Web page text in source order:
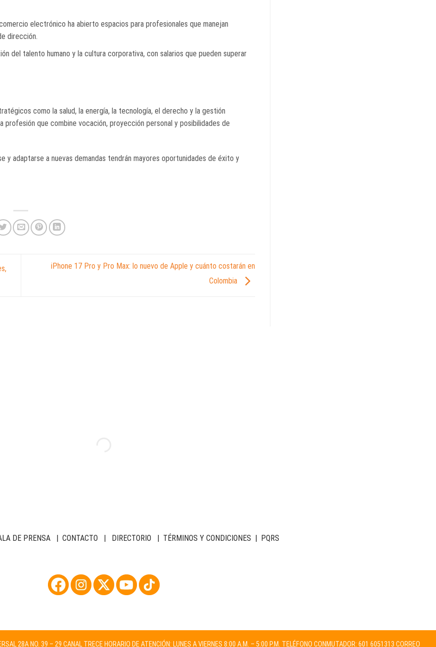
electrónico ha abierto espacios para profesionales que manejan
dirección.
del talento humano y la cultura corporativa, con salarios que pueden superar
como la salud, la energía, la tecnología, el derecho y la gestión
profesión que combine vocación, proyección personal y posibilidades de
y adaptarse a nuevas demandas tendrán mayores oportunidades de éxito y
iPhone 17 Pro y Pro Max: lo nuevo de Apple y cuánto costarán en
Colombia
DE PRENSA CONTACTO DIRECTORIO TÉRMINOS Y CONDICIONES PQRS
28A NO. 39 – 29 CANAL TRECE HORARIO DE ATENCIÓN: LUNES A VIERNES 8:00 A.M. – 5:00 P.M. TELÉFONO CONMUTADOR: 601 6051313 CORREO